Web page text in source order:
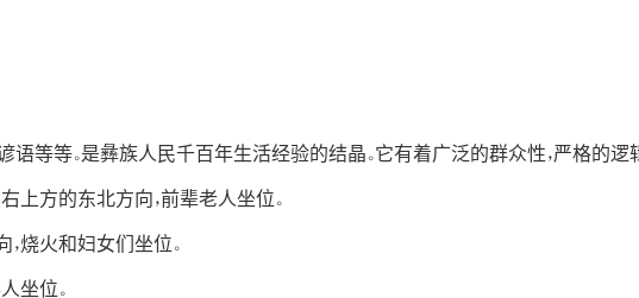
等等。是彝族人民千百年生活经验的结晶。它有着广泛的群众性，严格的逻
上方的东北方向，前辈老人坐位。
烧火和妇女们坐位。
坐位。